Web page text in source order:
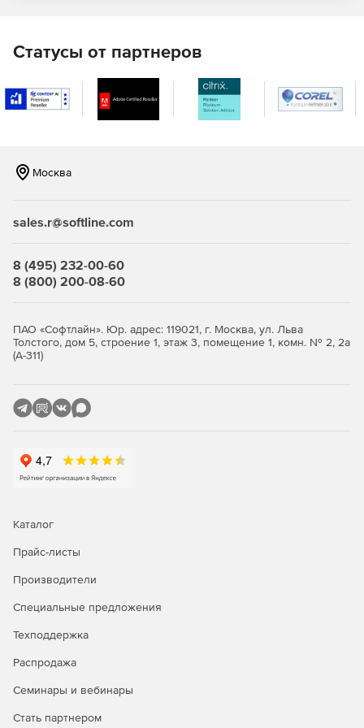
Графика и иллюстрации
Каталог контента содержит более 180000 элементов,
разбитых по темам – это позволит подобрать идеальный
вариант для конкретного случая.
уровнях при этом могут перемещаться с разной
Скрываемые объекты
только тогда, когда отображается соответствующая
область в браузере.
Закрепленные объекты невозможно будет прокрутить на
действия.
Панорамные фоторегуляторы
непосредственного присутствия. Можно добавлять
элементы, например, кнопку Call-to-Action, или
Новое в версии Xara Web Designer 17:
Более точный импорт файлов до 20%.
Встраивание пользовательских объектов.
Статусы от партнеров
Москва
sales.r@softline.com
8 (495) 232-00-60
8 (800) 200-08-60
ПАО «Софтлайн». Юр. адрес: 119021, г. Москва, ул. Льва
Толстого, дом 5, строение 1, этаж 3, помещение 1, комн. № 2, 2а
(А-311)
Каталог
Прайс-листы
Производители
Специальные предложения
Техподдержка
Распродажа
Семинары и вебинары
Стать партнером